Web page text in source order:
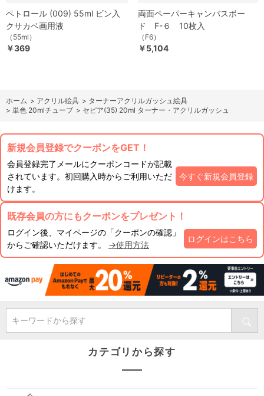
ペトロール (009) 55ml ビン入
クサカベ画用液
（55ml）
￥369
両面ペーパーキャンバスボー
ド F-６ 10枚入
（F6）
￥5,104
ホーム > アクリル絵具 > ターナーアクリルガッシュ絵具
> 単色 20mlチューブ > セピア(35) 20ml ターナー・アクリルガッシュ
新規会員登録でクーポンをGET！
会員登録完了メールにクーポンコードが記載
されています。初回購入時からご利用いただ
けます。
今すぐ新規会員登録
既存会員の方にもクーポンをプレゼント！
ログイン後、マイページの「クーポンの確認」
からご確認いただけます。 →使用方法
ログインはこちら
キーワードから探す
カテゴリから探す